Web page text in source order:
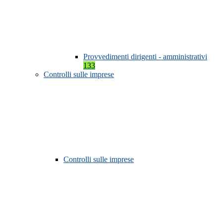
Provvedimenti dirigenti - amministrativi
133
Controlli sulle imprese
Controlli sulle imprese